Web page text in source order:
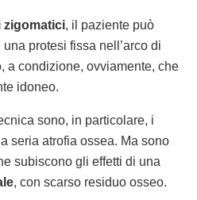
zigomatici, il paziente può
protesi fissa nell’arco di
a condizione, ovviamente, che
idoneo.
sono, in particolare, i
seria atrofia ossea. Ma sono
subiscono gli effetti di una
, con scarso residuo osseo.